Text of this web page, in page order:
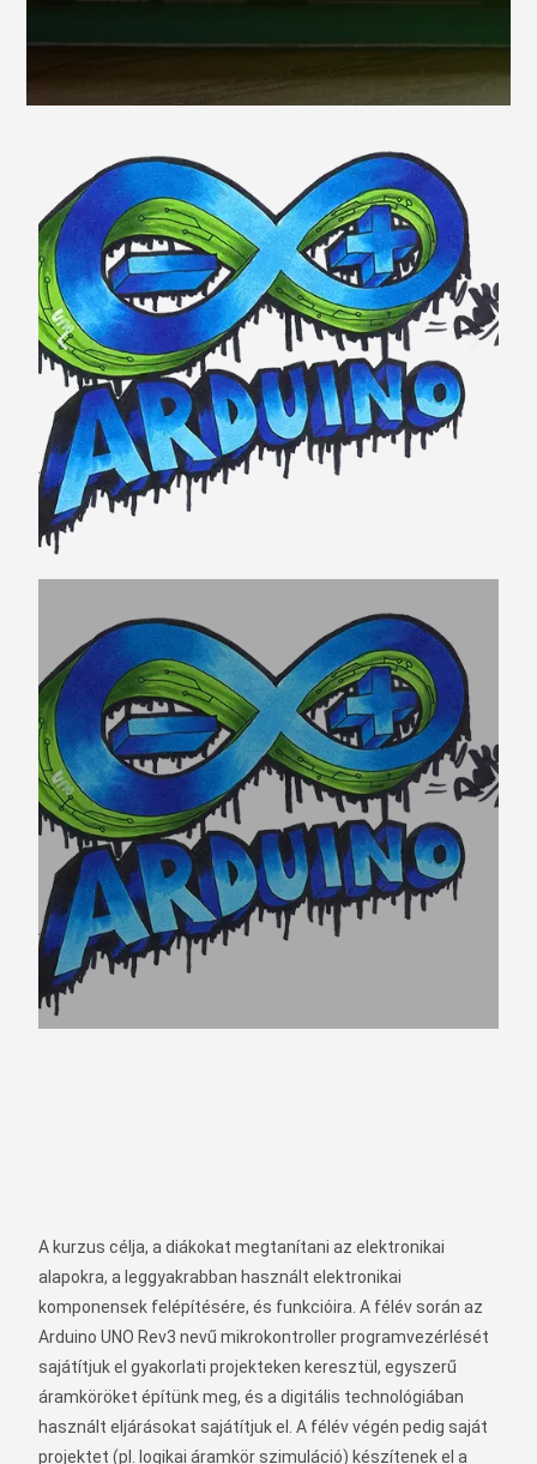
A kurzus célja, a diákokat megtanítani az elektronikai
alapokra, a leggyakrabban használt elektronikai
komponensek felépítésére, és funkcióira. A félév során az
Arduino UNO Rev3 nevű mikrokontroller programvezérlését
sajátítjuk el gyakorlati projekteken keresztül, egyszerű
áramköröket építünk meg, és a digitális technológiában
használt eljárásokat sajátítjuk el. A félév végén pedig saját
projektet (pl. logikai áramkör szimuláció) készítenek el a